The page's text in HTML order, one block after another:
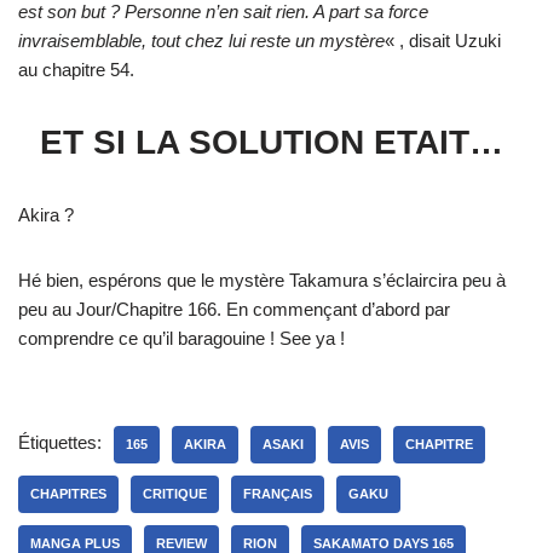
est son but ? Personne n’en sait rien. A part sa force
invraisemblable, tout chez lui reste un mystère« , disait Uzuki
au chapitre 54.
ET SI LA SOLUTION ETAIT…
Akira ?
Hé bien, espérons que le mystère Takamura s’éclaircira peu à
peu au Jour/Chapitre 166. En commençant d’abord par
comprendre ce qu’il baragouine ! See ya !
Étiquettes: 165 AKIRA ASAKI AVIS CHAPITRE
CHAPITRES CRITIQUE FRANÇAIS GAKU
MANGA PLUS REVIEW RION SAKAMATO DAYS 165